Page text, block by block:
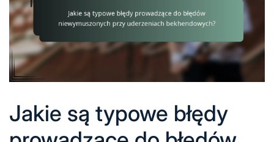
Jakie są typowe błędy